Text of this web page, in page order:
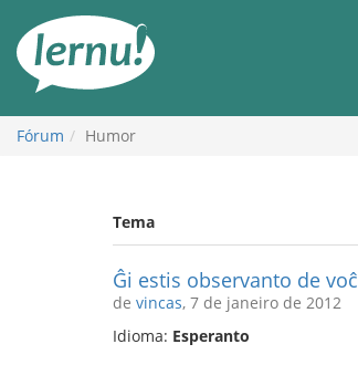
conteúdo
Fórum Humor
Tema
Ĝi estis observanto de
de vincas, 7 de janeiro de 2012
Idioma: Esperanto